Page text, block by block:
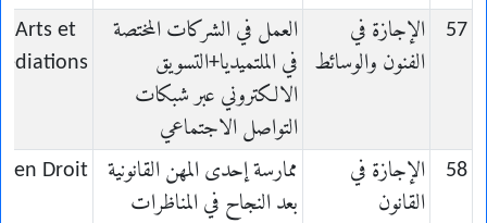
57
الإجازة في
الفنون والوسائط
العمل في الشركات المختصة
في الملتميديا+التسويق
الالكتروني عبر شبكات
التواصل الاجتماعي
Arts et
58
الإجازة في
القانون
ممارسة إحدى المهن القانونية
بعد النجاح في المناظرات
en Droit